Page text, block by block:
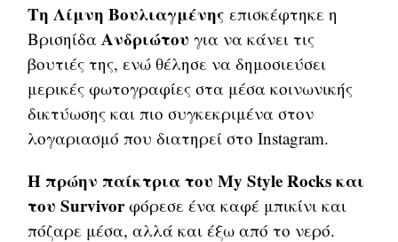
Τη Λίμνη Βουλιαγμένης επισκέφτηκε η
Βρισηίδα Ανδριώτουγια να κάνει τις
βουτιές της, ενώ θέλησε να δημοσιεύσει
μερικές φωτογραφίες στα μέσα κοινωνικής
δικτύωσης και πιο συγκεκριμένα στον
λογαριασμό που διατηρεί στο Instagram.
Η πρώην παίκτρια του My Style Rocks και
του Survivorφόρεσε ένα καφέ μπικίνι και
πόζαρε μέσα, αλλά και έξω από το νερό.